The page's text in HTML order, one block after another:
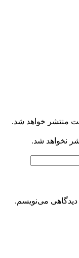
منتشر خواهد شد.
نخواهد شد.
دیدگاهی می‌نویسم.